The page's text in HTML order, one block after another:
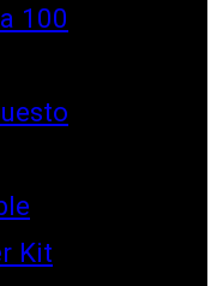
100
Kit